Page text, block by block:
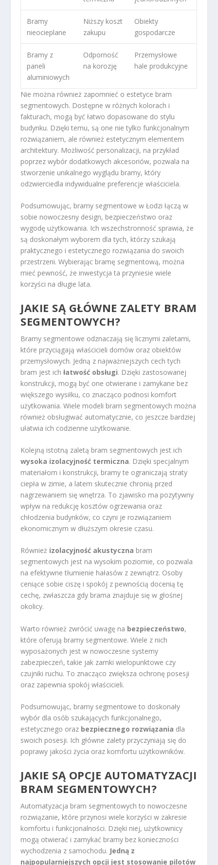
Bramy
nieocieplane
Niższy koszt
zakupu
Obiekty
gospodarcze
Bramy z
paneli
aluminiowych
Odporność
na korozję
Przemysłowe
hale produkcyjne
Nie można również zapomnieć o estetyce bram
segmentowych. Dostępne w różnych kolorach i
fakturach, mogą być łatwo dopasowane do stylu
budynku. Dzięki temu, są one nie tylko funkcjonalnym
rozwiązaniem, ale również estetycznym elementem
architektury. Możliwość personalizacji, na przykład
poprzez wybór dodatkowych akcesoriów, pozwala na
stworzenie unikalnego wyglądu bramy, który
odzwierciedla indywidualne preferencje właściciela.
Podsumowując, bramy segmentowe w Łodzi łączą w
sobie nowoczesny design, bezpieczeństwo oraz
wygodę użytkowania. Ich wszechstronność sprawia, że
są doskonałym wyborem dla tych, którzy szukają
praktycznego i estetycznego rozwiązania do swoich
przestrzeni. Wybierając bramę segmentową, można
mieć pewność, że inwestycja ta przyniesie wiele
korzyści na długie lata.
JAKIE SĄ GŁÓWNE ZALETY BRAM
SEGMENTOWYCH?
Bramy segmentowe odznaczają się licznymi zaletami,
które przyciągają właścicieli domów oraz obiektów
przemysłowych. Jedną z najważniejszych cech tych
bram jest ichłatwość obsługi. Dzięki zastosowanej
konstrukcji, mogą być one otwierane i zamykane bez
większego wysiłku, co znacząco podnosi komfort
użytkowania. Wiele modeli bram segmentowych można
również obsługiwać automatycznie, co jeszcze bardziej
ułatwia ich codzienne użytkowanie.
Kolejną istotną zaletą bram segmentowych jest ich
wysoka izolacyjność termiczna. Dzięki specjalnym
materiałom i konstrukcji, bramy te ograniczają straty
ciepła w zimie, a latem skutecznie chronią przed
nagrzewaniem się wnętrza. To zjawisko ma pozytywny
wpływ na redukcję kosztów ogrzewania oraz
chłodzenia budynków, co czyni je rozwiązaniem
ekonomicznym w dłuższym okresie czasu.
Również izolacyjność akustyczna bram
segmentowych jest na wysokim poziomie, co pozwala
na efektywne tłumienie hałasów z zewnątrz. Osoby
ceniące sobie ciszę i spokój z pewnością docenią tę
cechę, zwłaszcza gdy brama znajduje się w głośnej
okolicy.
Warto również zwrócić uwagę na bezpieczeństwo,
które oferują bramy segmentowe. Wiele z nich
wyposażonych jest w nowoczesne systemy
zabezpieczeń, takie jak zamki wielopunktowe czy
czujniki ruchu. To znacząco zwiększa ochronę posesji
oraz zapewnia spokój właścicieli.
Podsumowując, bramy segmentowe to doskonały
wybór dla osób szukających funkcjonalnego,
estetycznego oraz bezpiecznego rozwiązania dla
swoich posesji. Ich główne zalety przyczyniają się do
poprawy jakości życia oraz komfortu użytkowników.
JAKIE SĄ OPCJE AUTOMATYZACJI
BRAM SEGMENTOWYCH?
Automatyzacja bram segmentowych to nowoczesne
rozwiązanie, które przynosi wiele korzyści w zakresie
komfortu i funkcjonalności. Dzięki niej, użytkownicy
mogą otwierać i zamykać bramy bez konieczności
wychodzenia z samochodu. Jedną z
najpopularniejszych opcji jest stosowanie pilotów